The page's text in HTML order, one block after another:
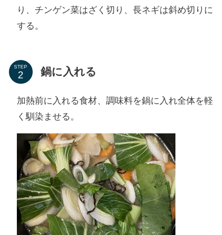
り、チンゲン菜はざく切り、長ネギは斜め切りに
する。
STEP 鍋に入れる
加熱前に入れる食材、調味料を鍋に入れ全体を軽
く馴染ませる。